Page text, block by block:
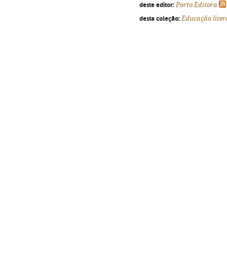
deste editor: Porto Editora
desta coleção: Educação